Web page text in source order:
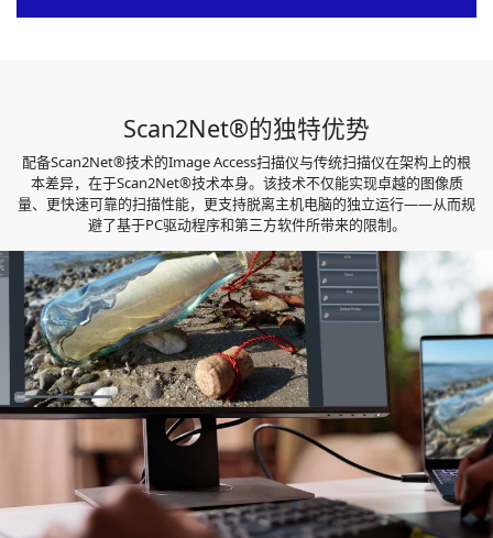
Scan2Net®的独特优势
配备Scan2Net®技术的Image Access扫描仪与传统扫描仪在架构上的根
本差异，在于Scan2Net®技术本身。该技术不仅能实现卓越的图像质
量、更快速可靠的扫描性能，更支持脱离主机电脑的独立运行——从而规
避了基于PC驱动程序和第三方软件所带来的限制。